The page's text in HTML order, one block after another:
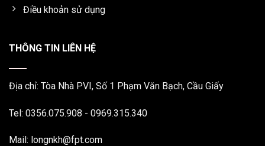
Điều khoản sử dụng
THÔNG TIN LIÊN HỆ
Địa chỉ: Tòa Nhà PVI, Số 1 Phạm Văn Bạch, Cầu Giấy
Tel: 0356.075.908 - 0969.315.340
Mail: longnkh@fpt.com